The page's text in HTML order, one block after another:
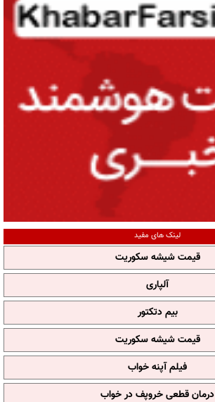
لینک های مفید
قیمت شیشه سکوریت
آلپاری
بیم دتکتور
قیمت شیشه سکوریت
فیلم آپنه خواب
درمان قطعی خروپف در خواب